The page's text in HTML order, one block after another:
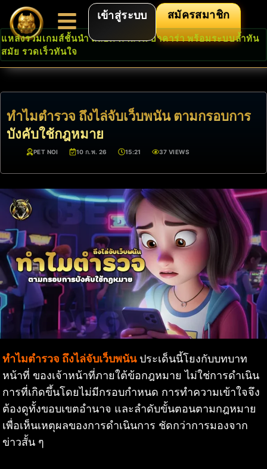
เข้าสู่ระบบ สมัครสมาชิก
แหล่งรวมเกมส์ชั้นนำ สล็อต คาสิโน บาคาร่า พร้อมระบบล้ำทัน
สมัย รวดเร็วทันใจ
ทำไมตำรวจ ถึงไล่จับเว็บพนัน ตามกรอบการ
บังคับใช้กฎหมาย
PET NOI 10 ก.พ. 26 15:21 37 VIEWS
ทำไมตำรวจ ถึงไล่จับเว็บพนันประเด็นนี้โยงกับบทบาท
หน้าที่ ของเจ้าหน้าที่ภายใต้ข้อกฎหมาย ไม่ใช่การดำเนิน
การที่เกิดขึ้นโดยไม่มีกรอบกำหนด การทำความเข้าใจจึง
ต้องดูทั้งขอบเขตอำนาจ และลำดับขั้นตอนตามกฎหมาย
เพื่อเห็นเหตุผลของการดำเนินการ ชัดกว่าการมองจาก
ข่าวสั้น ๆ